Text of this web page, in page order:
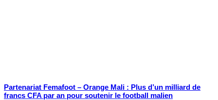
Partenariat Femafoot – Orange Mali : Plus d’un milliard de
francs CFA par an pour soutenir le football malien